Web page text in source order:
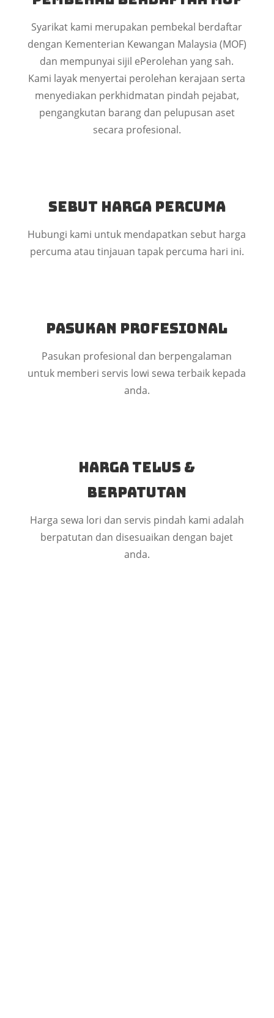
Syarikat kami merupakan pembekal berdaftar
dengan Kementerian Kewangan Malaysia (MOF)
dan mempunyai sijil ePerolehan yang sah.
Kami layak menyertai perolehan kerajaan serta
menyediakan perkhidmatan pindah pejabat,
pengangkutan barang dan pelupusan aset
secara profesional.
Sebut Harga Percuma
Hubungi kami untuk mendapatkan sebut harga
percuma atau tinjauan tapak percuma hari ini.
Pasukan Profesional
Pasukan profesional dan berpengalaman
untuk memberi servis lowi sewa terbaik kepada
anda.
Harga Telus &
Berpatutan
Harga sewa lori dan servis pindah kami adalah
berpatutan dan disesuaikan dengan bajet
anda.